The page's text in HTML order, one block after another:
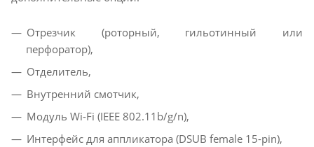
Отрезчик (роторный, гильотинный или
перфоратор),
Отделитель,
Внутренний смотчик,
Модуль Wi-Fi (IEEE 802.11b/g/n),
Интерфейс для аппликатора (DSUB female 15-pin),